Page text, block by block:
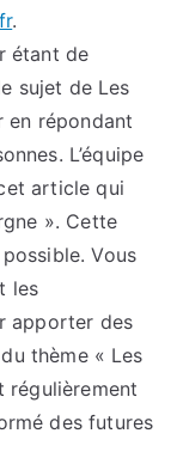
.
étant de
sujet de Les
en répondant
L’équipe
article qui
». Cette
Vous
les
apporter des
thème « Les
régulièrement
des futures